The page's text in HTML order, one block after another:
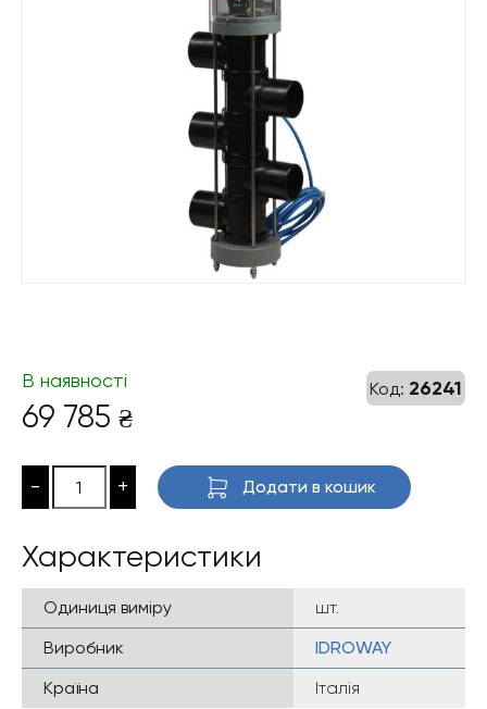
Код: 26241
В наявності
69 785 ₴
- + Додати в кошик
Характеристики
Одиниця виміру
шт.
Виробник
IDROWAY
Країна
Італія